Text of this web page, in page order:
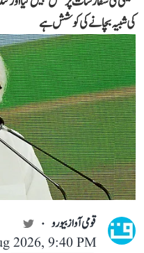
کی شبیہ بچانے کی کوشش ہے
قومی آواز بیورو
2026, 9:40 PM